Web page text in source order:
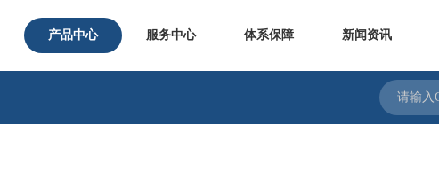
产品中心 服务中心 体系保障 新闻资讯